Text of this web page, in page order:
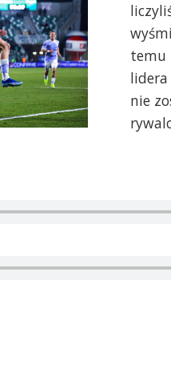
temu
lidera
nie